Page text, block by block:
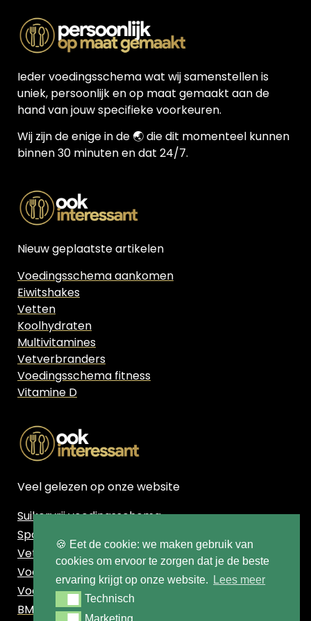
🍪 Eet de cookie: we maken gebruik van
cookies om ervoor te zorgen dat je de beste
ervaring krijgt op onze website.
Lees meer
TechnischTechnisch
MarketingMarketing
Ieder voedingsschema wat wij samenstellen is
uniek, persoonlijk en op maat gemaakt aan de
hand van jouw specifieke voorkeuren.
Wij zijn de enige in de 🌏 die dit momenteel kunnen
binnen 30 minuten en dat 24/7.
Nieuw geplaatste artikelen
Voedingsschema aankomen
Eiwitshakes
Vetten
Koolhydraten
Multivitamines
Vetverbranders
Voedingsschema fitness
Vitamine D
Veel gelezen op onze website
Suikervrij voedingsschema
Sport voedingsschema
Vetpercentage berekenen
Voedingsschema Afvallen
Voedingsschema Vrouw
BMI berekenen